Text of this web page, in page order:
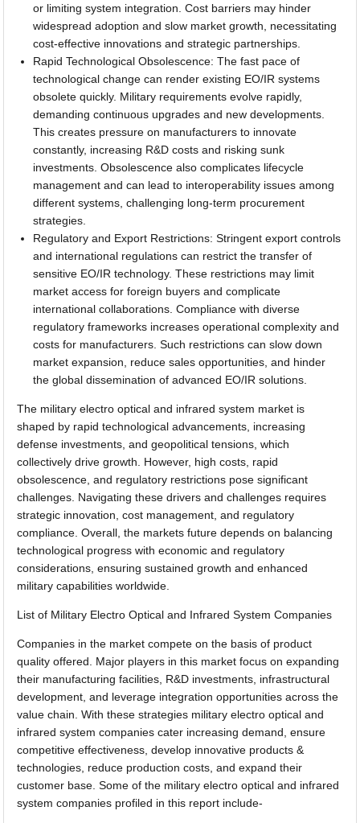
or limiting system integration. Cost barriers may hinder
widespread adoption and slow market growth, necessitating
cost-effective innovations and strategic partnerships.
Rapid Technological Obsolescence: The fast pace of
technological change can render existing EO/IR systems
obsolete quickly. Military requirements evolve rapidly,
demanding continuous upgrades and new developments.
This creates pressure on manufacturers to innovate
constantly, increasing R&D costs and risking sunk
investments. Obsolescence also complicates lifecycle
management and can lead to interoperability issues among
different systems, challenging long-term procurement
strategies.
Regulatory and Export Restrictions: Stringent export controls
and international regulations can restrict the transfer of
sensitive EO/IR technology. These restrictions may limit
market access for foreign buyers and complicate
international collaborations. Compliance with diverse
regulatory frameworks increases operational complexity and
costs for manufacturers. Such restrictions can slow down
market expansion, reduce sales opportunities, and hinder
the global dissemination of advanced EO/IR solutions.
The military electro optical and infrared system market is
shaped by rapid technological advancements, increasing
defense investments, and geopolitical tensions, which
collectively drive growth. However, high costs, rapid
obsolescence, and regulatory restrictions pose significant
challenges. Navigating these drivers and challenges requires
strategic innovation, cost management, and regulatory
compliance. Overall, the markets future depends on balancing
technological progress with economic and regulatory
considerations, ensuring sustained growth and enhanced
military capabilities worldwide.
List of Military Electro Optical and Infrared System Companies
Companies in the market compete on the basis of product
quality offered. Major players in this market focus on expanding
their manufacturing facilities, R&D investments, infrastructural
development, and leverage integration opportunities across the
value chain. With these strategies military electro optical and
infrared system companies cater increasing demand, ensure
competitive effectiveness, develop innovative products &
technologies, reduce production costs, and expand their
customer base. Some of the military electro optical and infrared
system companies profiled in this report include-